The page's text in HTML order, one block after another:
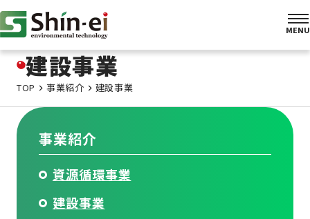
建設事業
TOP 事業紹介 建設事業
事業紹介
資源循環事業
建設事業